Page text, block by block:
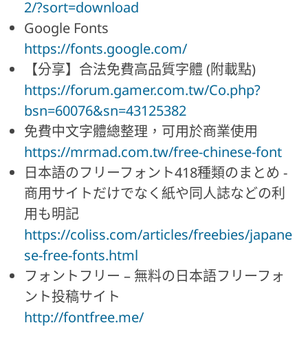
2/?sort=download
Google Fonts
https://fonts.google.com/
【分享】合法免費高品質字體 (附載點)
https://forum.gamer.com.tw/Co.php?
bsn=60076&sn=43125382
免費中文字體總整理，可用於商業使用
https://mrmad.com.tw/free-chinese-font
日本語のフリーフォント418種類のまとめ -
商用サイトだけでなく紙や同人誌などの利
用も明記
https://coliss.com/articles/freebies/japane
se-free-fonts.html
フォントフリー – 無料の日本語フリーフォ
ント投稿サイト
http://fontfree.me/